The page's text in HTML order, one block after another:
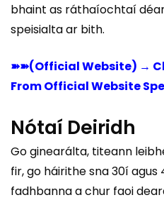
bhaint as ráthaíochtaí
speisialta ar bith.
➽➽(Official Website) →
From Official Website
Nótaí Deiridh
Go ginearálta, titeann
fir, go háirithe sna 30í agus
fadhbanna a chur faoi